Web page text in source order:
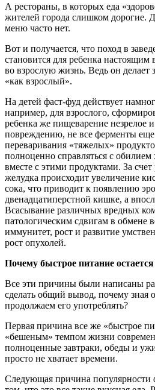
А рестораны, в которых еда
жителей города слишком дорогие.
меню часто нет.
Вот и получается, что поход в
становится для ребенка настоящим
во взрослую жизнь. Ведь он делает
«как взрослый».
На детей фаст-фуд действует
например, для взрослого,
ребенка же пищеварение незрелое
повреждению, не все ферменты еще
переваривания «тяжелых»
полноценно справляться с
вместе с этими продуктами. За
желудка происходит увеличение
сока, что приводит к появлению
двенадцатиперстной кишке, а
Всасывание различных вредных
патологическим сдвигам в обмене
иммунитет, рост и развитие
рост опухолей.
Почему быстрое питание
Все эти причины были написаны
сделать общий вывод, почему зная
продолжаем его употреблять?
Первая причина все же «быстрое
«бешеным» темпом жизни
полноценные завтраки, обеды и
просто не хватает времени.
Следующая причина популярности